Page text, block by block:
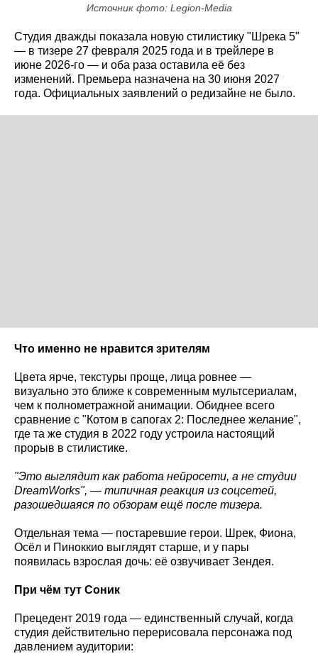
Источник фото: Legion-Media
Студия дважды показала новую стилистику "Шрека 5"
— в тизере 27 февраля 2025 года и в трейлере в
июне 2026-го — и оба раза оставила её без
изменений. Премьера назначена на 30 июня 2027
года. Официальных заявлений о редизайне не было.
Что именно не нравится зрителям
Цвета ярче, текстуры проще, лица ровнее —
визуально это ближе к современным мультсериалам,
чем к полнометражной анимации. Обиднее всего
сравнение с "Котом в сапогах 2: Последнее желание",
где та же студия в 2022 году устроила настоящий
прорыв в стилистике.
"Это выглядит как работа нейросети, а не студии
DreamWorks", — типичная реакция из соцсетей,
разошедшаяся по обзорам ещё после тизера.
Отдельная тема — постаревшие герои. Шрек, Фиона,
Осёл и Пиноккио выглядят старше, и у пары
появилась взрослая дочь: её озвучивает Зендея.
При чём тут Соник
Прецедент 2019 года — единственный случай, когда
студия действительно перерисовала персонажа под
давлением аудитории: